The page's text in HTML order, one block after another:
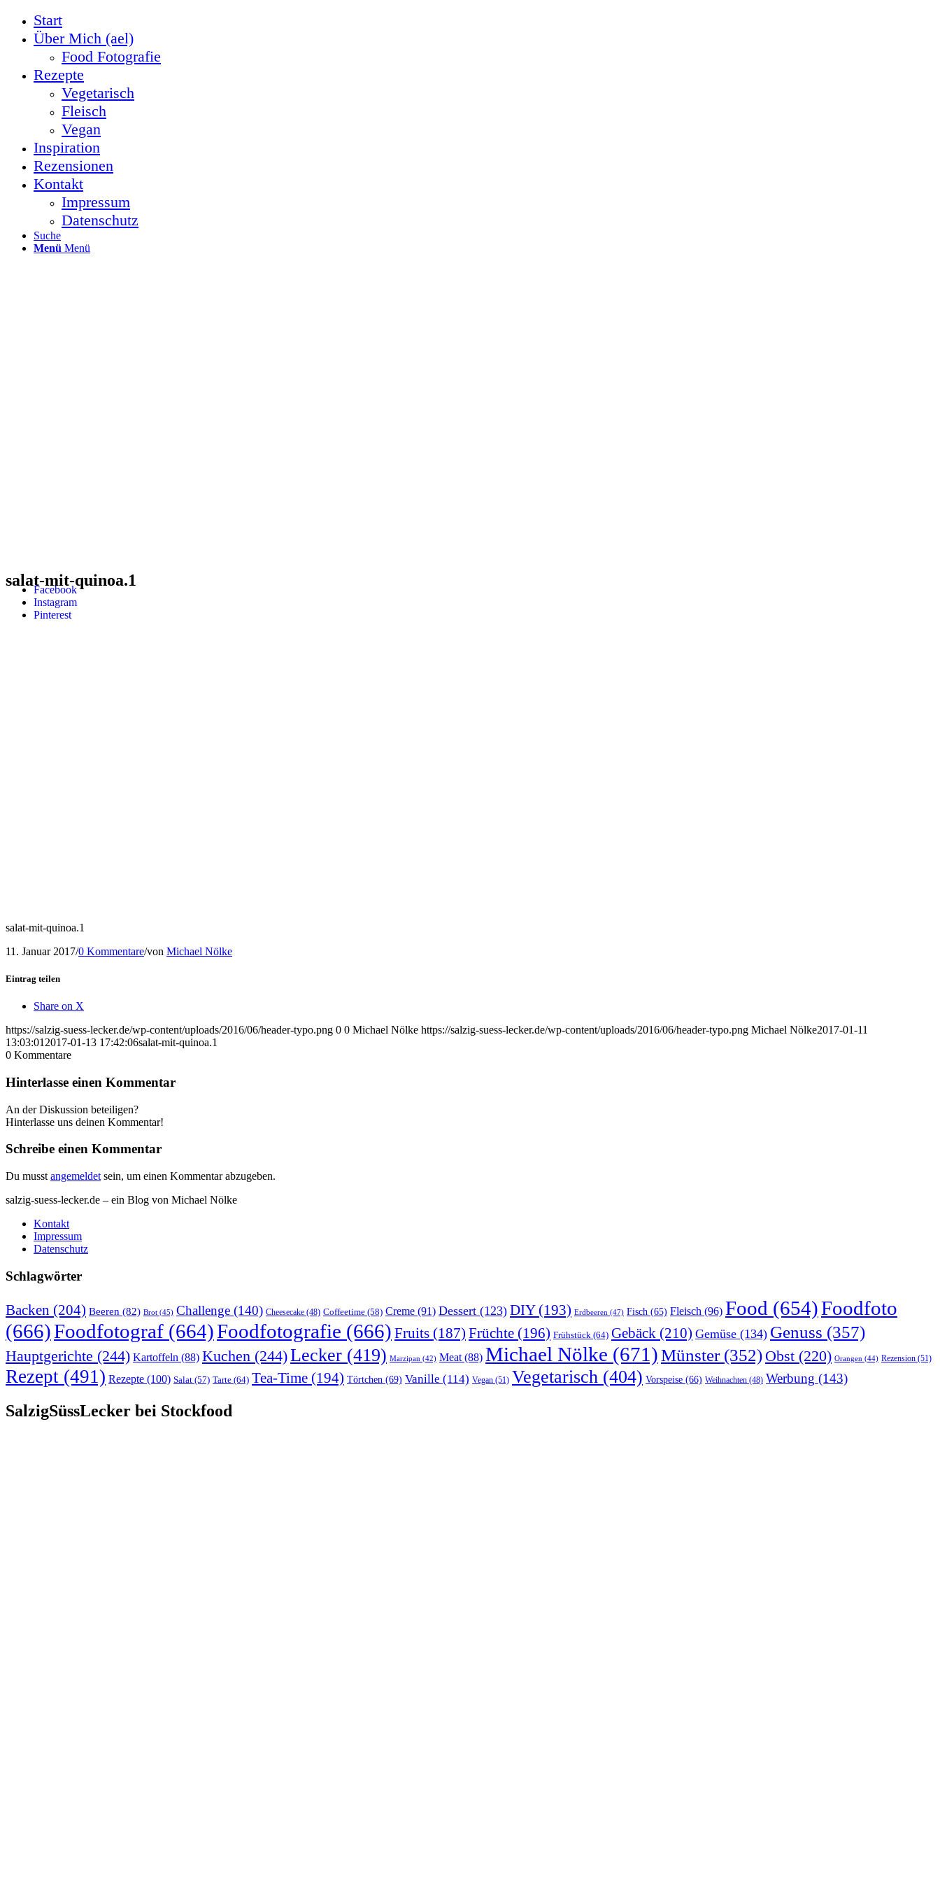
Start
Über Mich (ael)
Food Fotografie
Rezepte
Vegetarisch
Fleisch
Vegan
Inspiration
Rezensionen
Kontakt
Impressum
Datenschutz
Suche
Menü Menü
Facebook
Instagram
Pinterest
salat-mit-quinoa.1
salat-mit-quinoa.1
11. Januar 2017/0 Kommentare/von Michael Nölke
Eintrag teilen
Share on X
https://salzig-suess-lecker.de/wp-content/uploads/2016/06/header-typo.png 0 0 Michael Nölke https://salzig-suess-lecker.de/wp-content/uploads/2016/06/header-typo.png Michael Nölke2017-01-11
13:03:01 2017-01-13 17:42:06salat-mit-quinoa.1
0 Kommentare
Hinterlasse einen Kommentar
An der Diskussion beteiligen?
Hinterlasse uns deinen Kommentar!
Schreibe einen Kommentar
Du musst angemeldet sein, um einen Kommentar abzugeben.
salzig-suess-lecker.de – ein Blog von Michael Nölke
Kontakt
Impressum
Datenschutz
Schlagwörter
Backen (204) Beeren (82) Brot (45) Challenge (140) Cheesecake (48) Coffeetime (58) Creme (91) Dessert (123) DIY(193) Erdbeeren (47) Fisch (65) Fleisch (96) Food (654)Foodfoto
(666)Foodfotograf (664)Foodfotografie (666) Fruits (187) Früchte (196) Frühstück (64) Gebäck (210) Gemüse (134) Genuss (357)
Hauptgerichte (244) Kartoffeln (88) Kuchen (244)Lecker (419) Marzipan (42) Meat(88) Michael Nölke (671)Münster(352) Obst (220) Orangen (44) Rezension (51)
Rezept (491) Rezepte (100) Salat (57) Tarte (64) Tea-Time (194) Törtchen (69) Vanille (114) Vegan (51) Vegetarisch (404) Vorspeise (66) Weihnachten (48) Werbung (143)
SalzigSüssLecker bei Stockfood